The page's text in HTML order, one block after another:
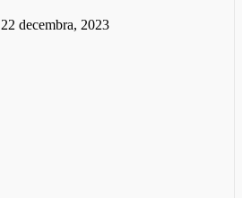
22 decembra, 2023